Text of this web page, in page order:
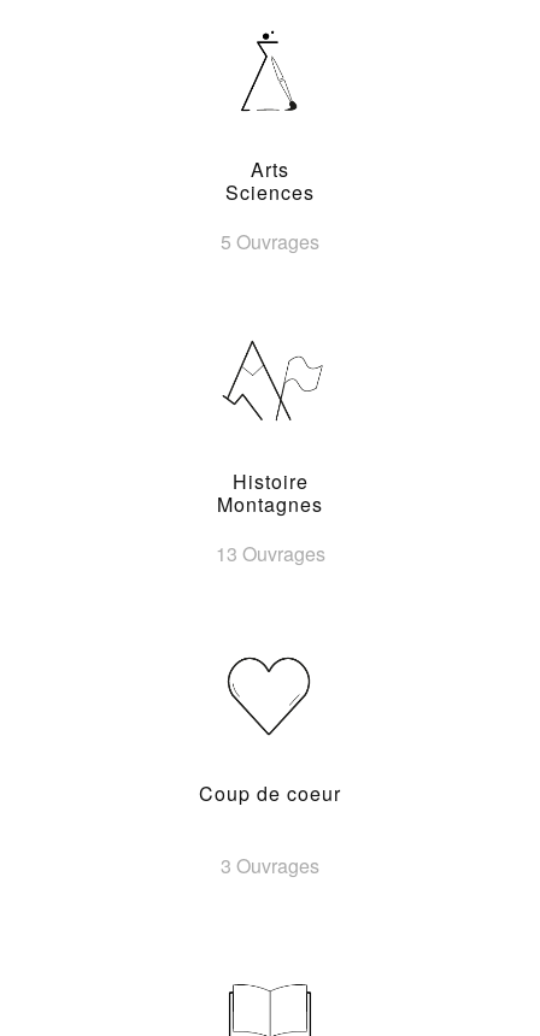
Arts
Sciences
5 Ouvrages
Histoire
Montagnes
13 Ouvrages
Coup de coeur
3 Ouvrages